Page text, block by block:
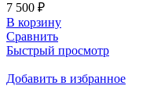
7 500 ₽
В корзину
Сравнить
Быстрый просмотр
Добавить в избранное